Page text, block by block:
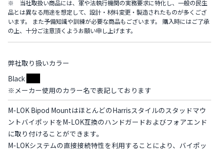
※ 当社取扱い商品には、軍や法執行機関の実務要求に特化し、一般の民生
品とは異なる用途を想定して、設計・材料変更・製造されたものが多くござ
います。 また予備知識や訓練が必要な商品もございます。 購入時にはご了承
の上、十分ご注意頂くようお願い申し上げます。
弊社取り扱いカラー
Black
※メーカー使用のカラー名で表記しております
M-LOK Bipod MountはほとんどのHarrisスタイルのスタッドマウ
ントバイポッドをM-LOK互換のハンドガードおよびフォアエンド
に取り付けることができます。
M-LOKシステムの直接接続特性を利用することにより、バイポッ